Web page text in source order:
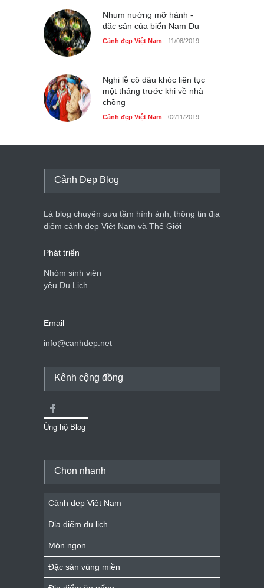
Nhum nướng mỡ hành -
đặc sản của biển Nam Du
Cảnh đẹp Việt Nam 11/08/2019
Nghi lễ cô dâu khóc liên tục
một tháng trước khi về nhà
chồng
Cảnh đẹp Việt Nam 02/11/2019
Cảnh Đẹp Blog
Là blog chuyên sưu tầm hình ảnh, thông tin địa
điểm cảnh đẹp Việt Nam và Thế Giới
Phát triển
Nhóm sinh viên
yêu Du Lịch
Email
info@canhdep.net
Kênh cộng đồng
Ủng hộ Blog
Chọn nhanh
Cảnh đẹp Việt Nam
Địa điểm du lịch
Món ngon
Đặc sản vùng miền